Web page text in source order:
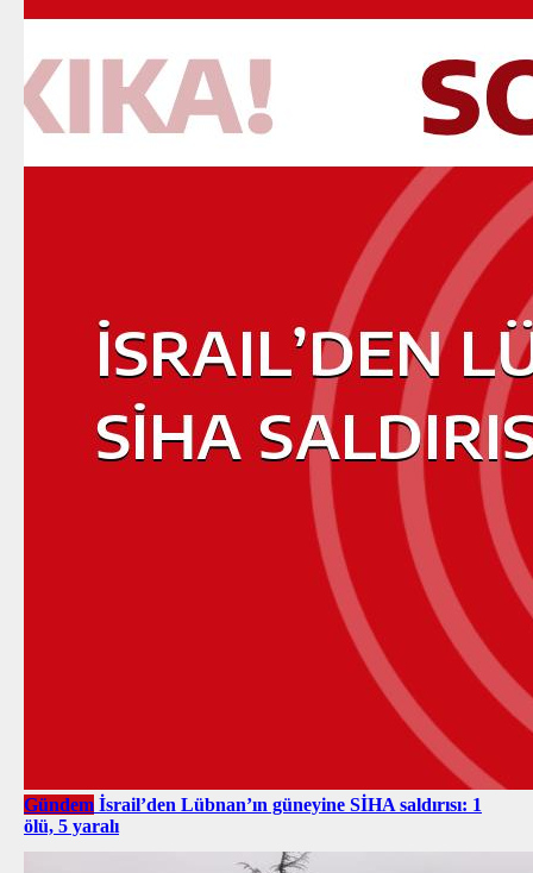
Gündem İsrail’den Lübnan’ın güneyine SİHA saldırısı: 1
ölü, 5 yaralı